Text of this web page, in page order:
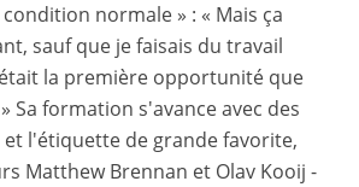
normale » : « Mais ça
sauf que je faisais du travail
la première opportunité que
Sa formation s'avance avec des
l'étiquette de grande favorite,
Matthew Brennan et Olav Kooij -